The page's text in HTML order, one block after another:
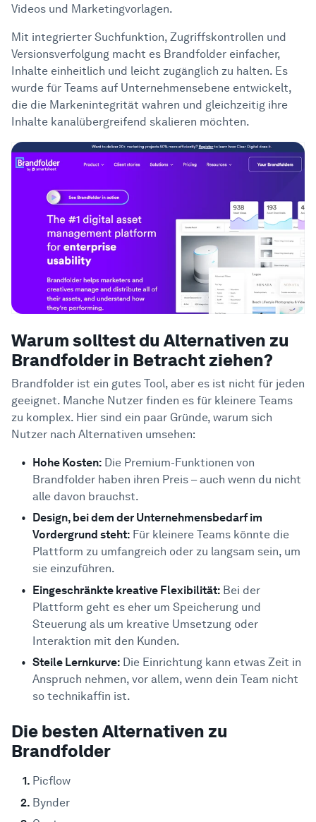
Videos und Marketingvorlagen.
Mit integrierter Suchfunktion, Zugriffskontrollen und
Versionsverfolgung macht es Brandfolder einfacher,
Inhalte einheitlich und leicht zugänglich zu halten. Es
wurde für Teams auf Unternehmensebene entwickelt,
die die Markenintegrität wahren und gleichzeitig ihre
Inhalte kanalübergreifend skalieren möchten.
Warum solltest du Alternativen zu
Brandfolder in Betracht ziehen?
Brandfolder ist ein gutes Tool, aber es ist nicht für jeden
geeignet. Manche Nutzer finden es für kleinere Teams
zu komplex. Hier sind ein paar Gründe, warum sich
Nutzer nach Alternativen umsehen:
Hohe Kosten: Die Premium-Funktionen von
Brandfolder haben ihren Preis – auch wenn du nicht
alle davon brauchst.
Design, bei dem der Unternehmensbedarf im
Vordergrund steht: Für kleinere Teams könnte die
Plattform zu umfangreich oder zu langsam sein, um
sie einzuführen.
Eingeschränkte kreative Flexibilität: Bei der
Plattform geht es eher um Speicherung und
Steuerung als um kreative Umsetzung oder
Interaktion mit den Kunden.
Steile Lernkurve: Die Einrichtung kann etwas Zeit in
Anspruch nehmen, vor allem, wenn dein Team nicht
so technikaffin ist.
Die besten Alternativen zu
Brandfolder
Picflow
Bynder